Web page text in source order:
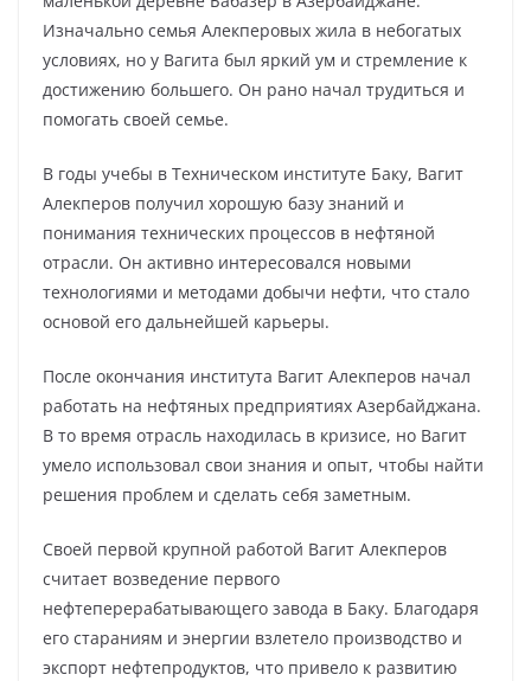
Изначально семья Алекперовых жила в небогатых
условиях, но у Вагита был яркий ум и стремление к
достижению большего. Он рано начал трудиться и
помогать своей семье.
В годы учебы в Техническом институте Баку, Вагит
Алекперов получил хорошую базу знаний и
понимания технических процессов в нефтяной
отрасли. Он активно интересовался новыми
технологиями и методами добычи нефти, что стало
основой его дальнейшей карьеры.
После окончания института Вагит Алекперов начал
работать на нефтяных предприятиях Азербайджана.
В то время отрасль находилась в кризисе, но Вагит
умело использовал свои знания и опыт, чтобы найти
решения проблем и сделать себя заметным.
Своей первой крупной работой Вагит Алекперов
считает возведение первого
нефтеперерабатывающего завода в Баку. Благодаря
его стараниям и энергии взлетело производство и
экспорт нефтепродуктов, что привело к развитию